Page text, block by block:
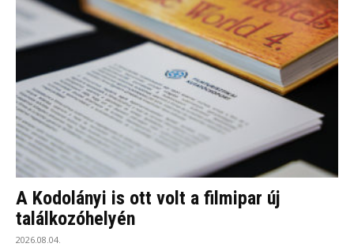
A Kodolányi is ott volt a filmipar új
találkozóhelyén
2026.08.04.